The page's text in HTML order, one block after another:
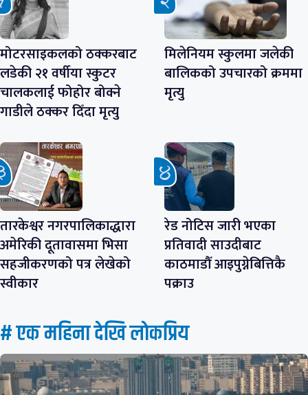
मोटरसाइकलको ठक्करबाट
लडेकी २१ वर्षीया स्कुटर
चालकलाई फोहोर बोक्ने
गाडीले ठक्कर दिँदा मृत्यु
मिलेनियम स्कुलमा जलेकी
बालिकको उपचारको क्रममा
मृत्यु
तारकेश्वर नगरपालिकाद्धारा
अमेरिकी दूतावासमा भिसा
सहजीकरणको पत्र लेखेको
स्वीकार
रेड नोटिस जारी भएका
प्रतिवादी साउदीबाट
काठमाडौँ आइपुग्नेबित्तिकै
पक्राउ
# एक महिना देखि लाेकप्रिय